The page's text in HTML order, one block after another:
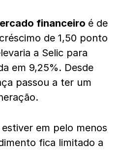
financeiro é de
de 1,50 ponto
a Selic para
em 9,25%. Desde
passou a ter um
em pelo menos
fica limitado a